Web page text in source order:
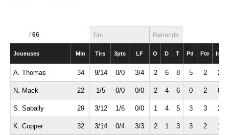
/ 66 Tirs Rebonds
Joueuses Min Tirs 3pts LF O D T Pd Fte Int
A. Thomas 34 9/14 0/0 3/4 2 6 8 5 2 2
N. Mack 22 1/5 0/0 0/0 2 4 6 0 2 0
S. Sabally 29 3/12 1/6 0/0 1 4 5 3 3 2
K. Copper 32 3/14 0/4 3/3 2 1 3 3 2 1